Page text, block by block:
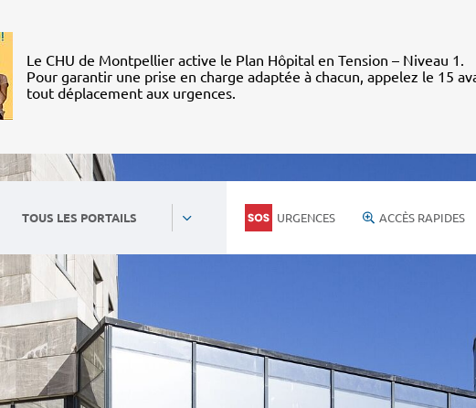
Le CHU de Montpellier active le Plan Hôpital en Tension – Niveau 1.
Pour garantir une prise en charge adaptée à chacun, appelez le 15
tout déplacement aux urgences.
TOUS LES PORTAILS URGENCES ACCÈS RAPIDES